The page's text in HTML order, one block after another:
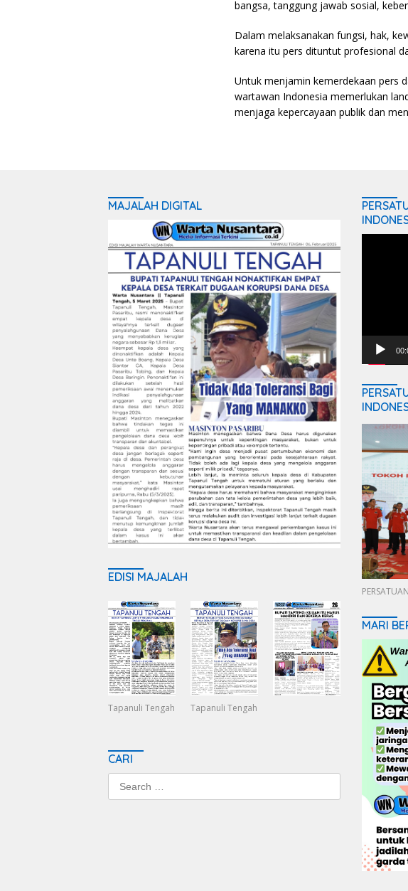
bangsa, tanggung jawab sosial,
Dalam melaksanakan fungsi, hak,
karena itu pers dituntut profesional
Untuk menjamin kemerdekaan pers
wartawan Indonesia memerlukan
menjaga kepercayaan publik dan
MAJALAH DIGITAL
EDISI MAJALAH
Tapanuli Tengah Tapanuli Tengah
CARI
Search
for:
MARI